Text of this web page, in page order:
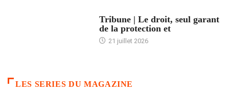
Tribune | Le droit, seul garant
de la protection et
21 juillet 2026
LES SERIES DU MAGAZINE